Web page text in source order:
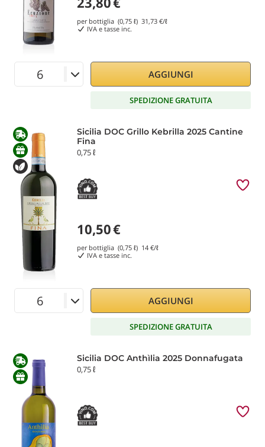
per bottiglia (0,75 ℓ) 31,73 €/ℓ
IVA e tasse inc.
AGGIUNGI
SPEDIZIONE GRATUITA
Sicilia DOC Grillo Kebrilla 2025 Cantine
Fina
0,75 ℓ
10,50€
per bottiglia (0,75 ℓ) 14 €/ℓ
IVA e tasse inc.
AGGIUNGI
SPEDIZIONE GRATUITA
Sicilia DOC Anthìlia 2025 Donnafugata
0,75 ℓ